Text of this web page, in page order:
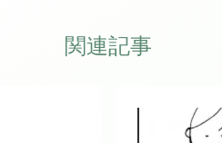
関連記事